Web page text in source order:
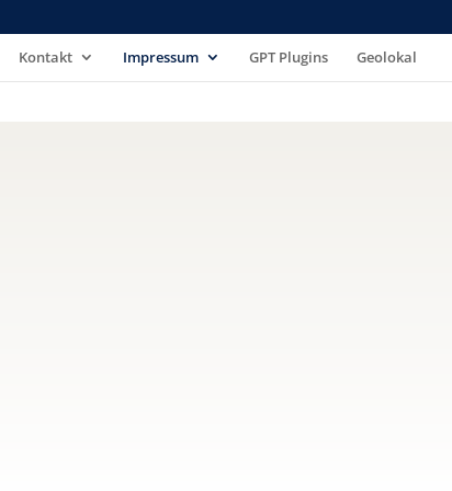
Kontakt Impressum GPT Plugins Geolokal